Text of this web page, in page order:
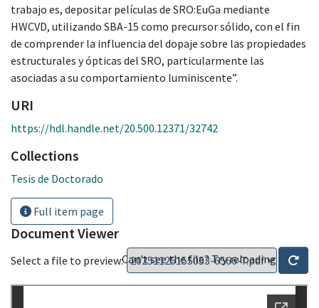
trabajo es, depositar películas de SRO:EuGa mediante
HWCVD, utilizando SBA-15 como precursor sólido, con el fin
de comprender la influencia del dopaje sobre las propiedades
estructurales y ópticas del SRO, particularmente las
asociadas a su comportamiento luminiscente”.
URI
https://hdl.handle.net/20.500.12371/32742
Collections
Tesis de Doctorado
Full item page
Document Viewer
Select a file to preview:Can't see the file? Try reloading